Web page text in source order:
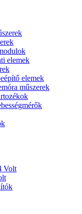
elemek
elemek
műszerek
Volt